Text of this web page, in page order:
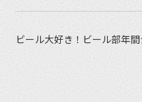
ビール大好き！ビール部年